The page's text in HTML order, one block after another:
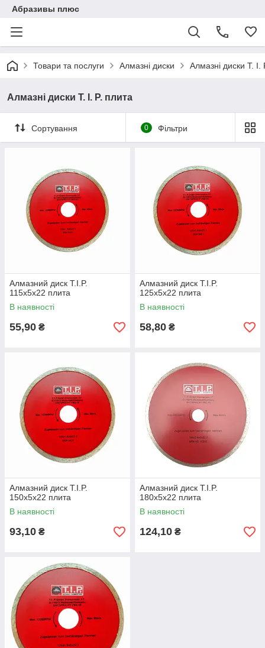
Абразивы плюс
Товари та послуги Алмазні диски Алмазні диски T. I.
Алмазні диски T. I. P. плита
Сортування 0 Фільтри
Алмазний диск T.I.P.
115х5х22 плита
В наявності
55,90 ₴
Алмазний диск T.I.P.
125х5х22 плита
В наявності
58,80 ₴
Алмазний диск T.I.P.
150х5х22 плита
В наявності
93,10 ₴
Алмазний диск T.I.P.
180х5х22 плита
В наявності
124,10 ₴